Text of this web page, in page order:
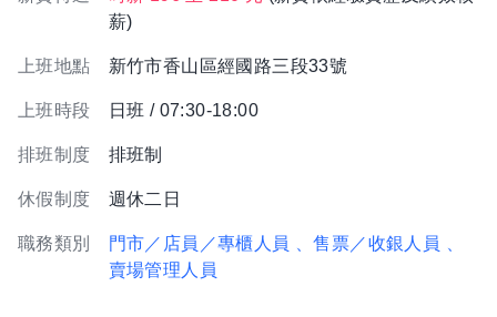
薪)
上班地點 新竹市香山區經國路三段33號
上班時段 日班 / 07:30-18:00
排班制度 排班制
休假制度 週休二日
職務類別 門市／店員／專櫃人員 、售票／收銀人員
賣場管理人員